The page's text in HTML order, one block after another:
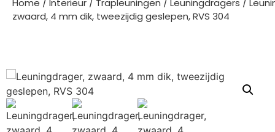
Home /Interieur / Trapleuningen /Leuningdragers /
zwaard, 4 mm dik, tweezijdig geslepen, RVS 304